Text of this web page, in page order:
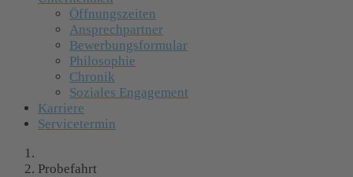
Öffnungszeiten
Ansprechpartner
Bewerbungsformular
Philosophie
Chronik
Soziales Engagement
Karriere
Servicetermin
Probefahrt